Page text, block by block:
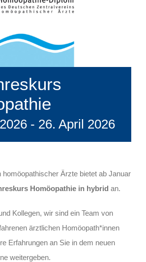
- 26. April 2026
homöopathischer Ärzte bietet ab Januar
Homöopathie in hybrid an.
Kollegen, wir sind ein Team von
ärztlichen Homöopath*innen
Erfahrungen an Sie in dem neuen
weitergeben.